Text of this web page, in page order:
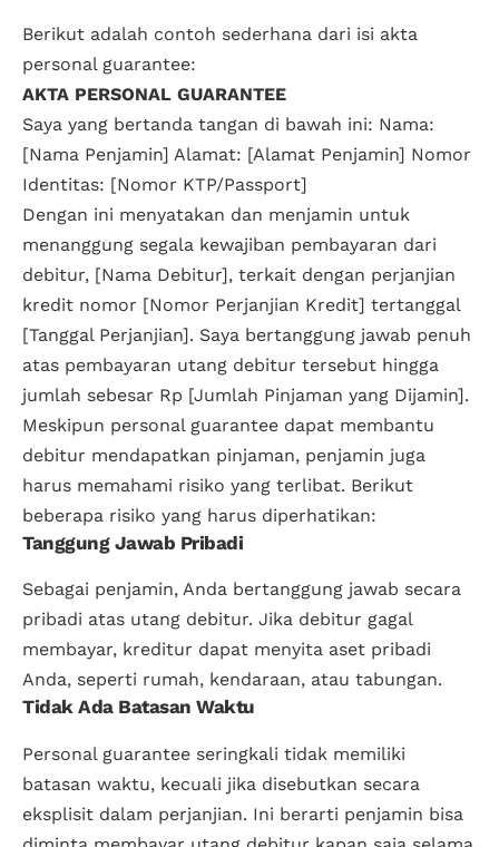
Berikut adalah contoh sederhana dari isi akta
personal guarantee:
AKTA PERSONAL GUARANTEE
Saya yang bertanda tangan di bawah ini: Nama:
[Nama Penjamin] Alamat: [Alamat Penjamin] Nomor
Identitas: [Nomor KTP/Passport]
Dengan ini menyatakan dan menjamin untuk
menanggung segala kewajiban pembayaran dari
debitur, [Nama Debitur], terkait dengan perjanjian
kredit nomor [Nomor Perjanjian Kredit] tertanggal
[Tanggal Perjanjian]. Saya bertanggung jawab penuh
atas pembayaran utang debitur tersebut hingga
jumlah sebesar Rp [Jumlah Pinjaman yang Dijamin].
Meskipun personal guarantee dapat membantu
debitur mendapatkan pinjaman, penjamin juga
harus memahami risiko yang terlibat. Berikut
beberapa risiko yang harus diperhatikan:
Tanggung Jawab Pribadi
Sebagai penjamin, Anda bertanggung jawab secara
pribadi atas utang debitur. Jika debitur gagal
membayar, kreditur dapat menyita aset pribadi
Anda, seperti rumah, kendaraan, atau tabungan.
Tidak Ada Batasan Waktu
Personal guarantee seringkali tidak memiliki
batasan waktu, kecuali jika disebutkan secara
eksplisit dalam perjanjian. Ini berarti penjamin bisa